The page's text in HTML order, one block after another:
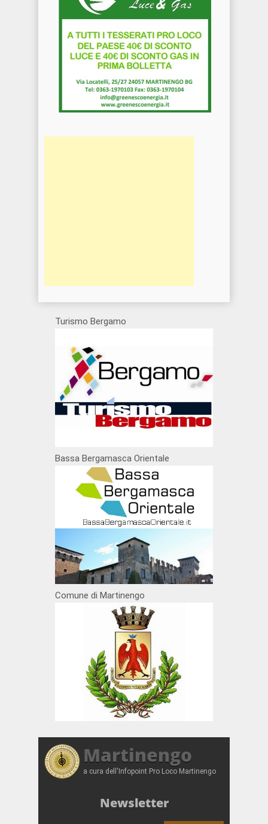
Turismo Bergamo
Bassa Bergamasca Orientale
Comune di Martinengo
Martinengo
a cura dell'Infopoint Pro Loco Martinengo
Newsletter